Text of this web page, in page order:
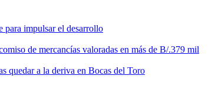
para impulsar el desarrollo
de mercancías valoradas en más de B/.379 mil
quedar a la deriva en Bocas del Toro